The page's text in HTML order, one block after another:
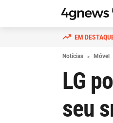
Notícias Móvel
LG
seu